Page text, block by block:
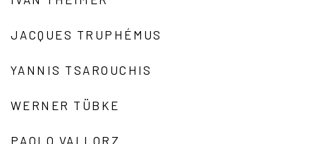
JACQUES TRUPHÉMUS
YANNIS TSAROUCHIS
WERNER TÜBKE
PAOLO VALLORZ